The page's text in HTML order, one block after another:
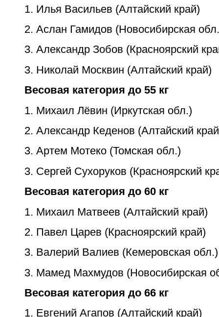
1. Илья Васильев (Алтайский край)
2. Аслан Гамидов (Новосибирская
3. Александр Зобов (Красноярский
3. Николай Москвин (Алтайский край)
Весовая категория до 55 кг
1. Михаил Лёвин (Иркутская обл.)
2. Александр Кеденов (Алтайский
3. Артем Мотеко (Томская обл.)
3. Сергей Сухоруков (Красноярский
Весовая категория до 60 кг
1. Михаил Матвеев (Алтайский край)
2. Павел Царев (Красноярский край)
3. Валерий Валиев (Кемеровская обл.)
3. Мамед Махмудов (Новосибирская
Весовая категория до 66 кг
1. Евгений Агапов (Алтайский край)